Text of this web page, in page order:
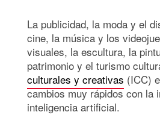
La publicidad, la moda y el
cine, la música y los
visuales, la escultura, la
patrimonio y el turismo
culturales y creativas (ICC)
cambios muy rápidos con la
inteligencia artificial.